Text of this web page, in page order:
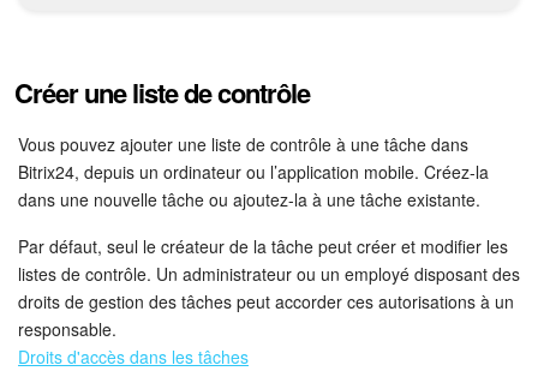
Messagerie web
Réservation en ligne
CoPilot - IA dans Bitrix24
Créer une liste de contrôle
Vous pouvez ajouter une liste de contrôle à une tâche dans
Bitrix24, depuis un ordinateur ou l’application mobile. Créez-la
dans une nouvelle tâche ou ajoutez-la à une tâche existante.
Par défaut, seul le créateur de la tâche peut créer et modifier les
listes de contrôle. Un administrateur ou un employé disposant des
droits de gestion des tâches peut accorder ces autorisations à un
responsable.
Droits d'accès dans les tâches